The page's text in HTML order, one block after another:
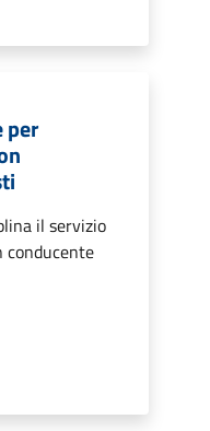
per
il servizio
conducente